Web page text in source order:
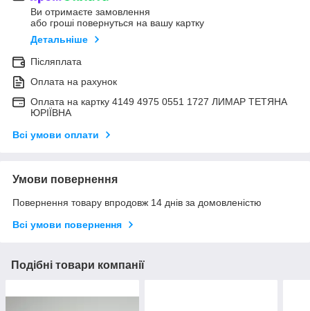
Ви отримаєте замовлення
або гроші повернуться на вашу картку
Детальніше
Післяплата
Оплата на рахунок
Оплата на картку 4149 4975 0551 1727 ЛИМАР ТЕТЯНА
ЮРІЇВНА
Всі умови оплати
Умови повернення
Повернення товару впродовж 14 днів за домовленістю
Всі умови повернення
Подібні товари компанії